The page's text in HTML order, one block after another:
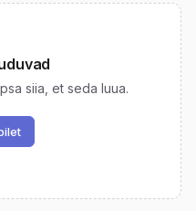
siia, et seda luua.